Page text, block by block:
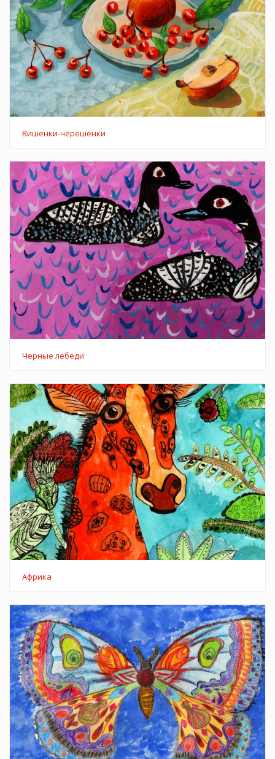
Вишенки-черешенки
Черные лебеди
Африка